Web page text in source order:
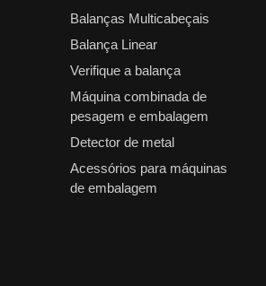
Balanças Multicabeçais
Balança Linear
Verifique a balança
Máquina combinada de
pesagem e embalagem
Detector de metal
Acessórios para máquinas
de embalagem